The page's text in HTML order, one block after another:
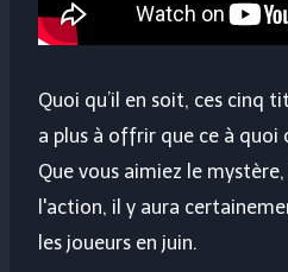
Quoi qu’il en soit, ces cinq
a plus à offrir que ce à quoi
Que vous aimiez le
l'action, il y aura
les joueurs en juin.